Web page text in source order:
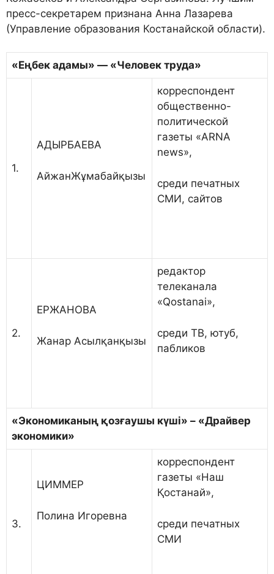
пресс-секретарем признана Анна Лазарева
(Управление образования Костанайской области).
«Еңбек адамы» — «Человек труда»
1.
АДЫРБАЕВА
АйжанЖұмабайқызы
корреспондент
общественно-
политической
газеты «ARNA
news»,
среди печатных
СМИ, сайтов
2.
ЕРЖАНОВА
Жанар Асылқанқызы
редактор
телеканала
«Qostanai»,
среди ТВ, ютуб,
пабликов
«Экономиканың қозғаушы күші» – «Драйвер
экономики»
3.
ЦИММЕР
Полина Игоревна
корреспондент
газеты «Наш
Қостанай»,
среди печатных
СМИ